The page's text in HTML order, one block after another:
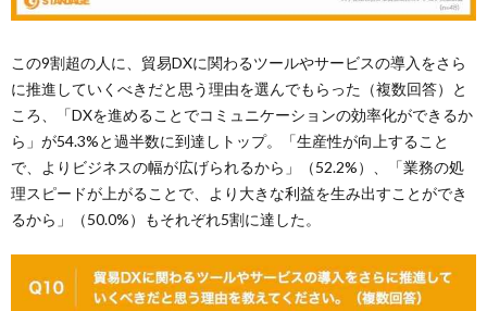
この9割超の人に、貿易DXに関わるツールやサービスの導入をさら
に推進していくべきだと思う理由を選んでもらった（複数回答）と
ころ、「DXを進めることでコミュニケーションの効率化ができるか
ら」が54.3%と過半数に到達しトップ。「生産性が向上すること
で、よりビジネスの幅が広げられるから」（52.2%）、「業務の処
理スピードが上がることで、より大きな利益を生み出すことができ
るから」（50.0%）もそれぞれ5割に達した。